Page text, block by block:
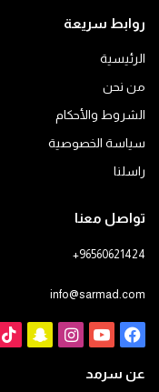
روابط سريعة
الرئيسية
من نحن
الشروط والأحكام
سياسة الخصوصية
راسلنا
تواصل معنا
+96560621424
info@sarmad.com
فيسبوكيوتيوبانستقرام
سناب
عن سرمد